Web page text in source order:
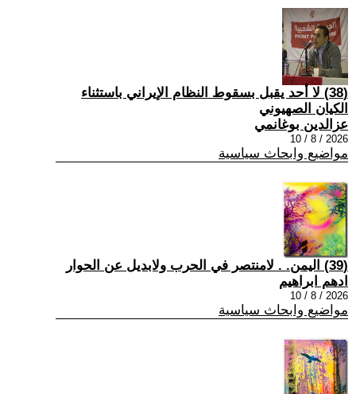
(38) لا أحد يقبل بسقوط النظام الإيراني باستثناء
الكيان الصهيوني
عزالدين بوغانمي
2026 / 8 / 10
مواضيع وابحاث سياسية
(39) اليمن. . لامنتصر في الحرب ولابديل عن الحوار
ادهم ابراهيم
2026 / 8 / 10
مواضيع وابحاث سياسية